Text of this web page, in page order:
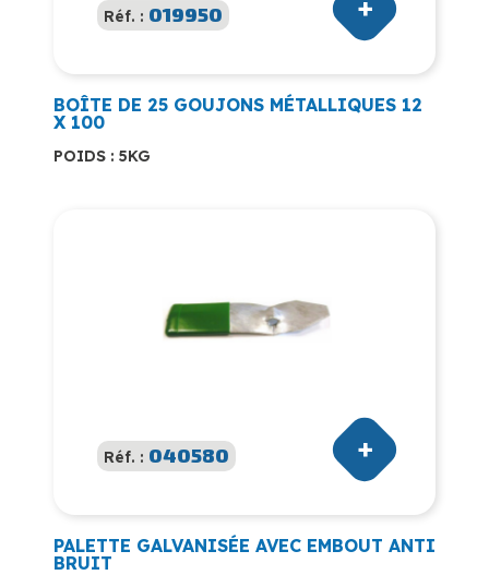
Réf. : 019950
BOÎTE DE 25 GOUJONS MÉTALLIQUES 12
X 100
POIDS : 5KG
Réf. : 040580
PALETTE GALVANISÉE AVEC EMBOUT ANTI
BRUIT